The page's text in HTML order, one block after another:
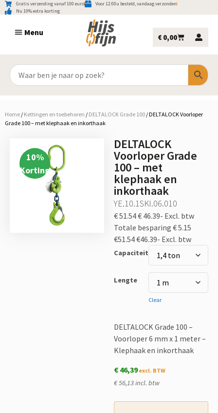
Gratis verzending vanaf 100 euro
Voor 12:00u besteld, vandaag verzonden
Nu 10% extra korting
€ 0,00
Home / Kettingen en toebehoren / DELTALOCK Grade 100 /DELTALOCK Voorloper
Grade 100 – met klephaak en inkorthaak
10%
Korting
DELTALOCK
Voorloper Grade
100 – met
klephaak en
inkorthaak
YE.10.1SKI.06.010
€ 51.54€ 46.39- Excl. btw
Totale besparing € 5.15
€51.54€46.39- Excl. btw
Capaciteit
Lengte
Clear
DELTALOCK Grade 100 –
Voorloper 6 mm x 1 meter –
Klephaak en inkorthaak
€ 46,39
€ 56,13 incl. btw